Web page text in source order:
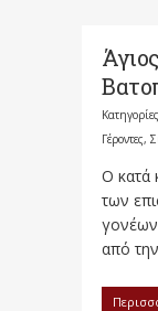
Γέροντες,
Ο κατά
των
γονέων
από